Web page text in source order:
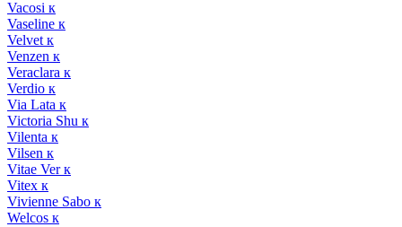
Vacosi к
Vaseline к
Velvet к
Venzen к
Veraclara к
Verdio к
Via Lata к
Victoria Shu к
Vilenta к
Vilsen к
Vitae Ver к
Vitex к
Vivienne Sabo к
Welcos к